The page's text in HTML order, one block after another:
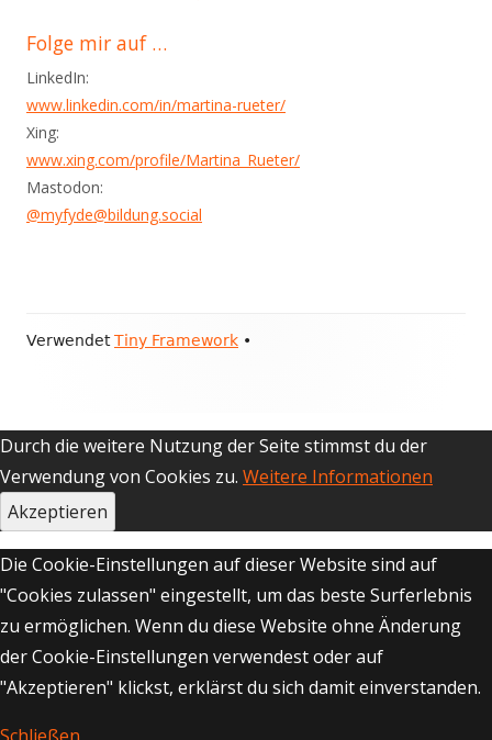
Folge mir auf …
LinkedIn:
www.linkedin.com/in/martina-rueter/
Xing:
www.xing.com/profile/Martina_Rueter/
Mastodon:
@myfyde@bildung.social
Footer
VerwendetTiny Framework •
Durch die weitere Nutzung der Seite stimmst du der
Verwendung von Cookies zu. Weitere Informationen
Akzeptieren
Die Cookie-Einstellungen auf dieser Website sind auf
"Cookies zulassen" eingestellt, um das beste Surferlebnis
zu ermöglichen. Wenn du diese Website ohne Änderung
der Cookie-Einstellungen verwendest oder auf
"Akzeptieren" klickst, erklärst du sich damit einverstanden.